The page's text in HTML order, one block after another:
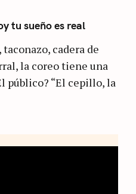
tu sueño es real
cadera de
la coreo tiene una
público? “El cepillo, la